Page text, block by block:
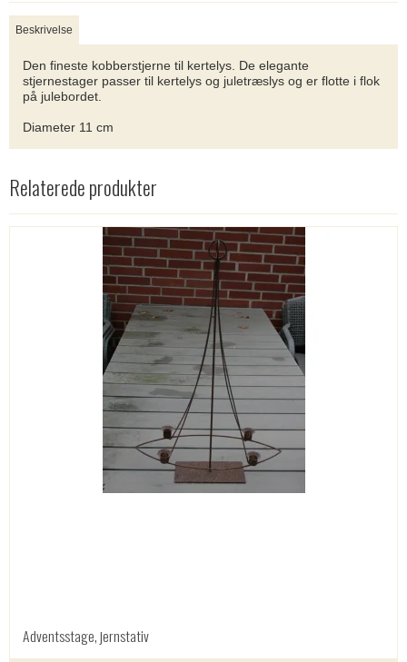
Beskrivelse
Den fineste kobberstjerne til kertelys. De elegante
stjernestager passer til kertelys og juletræslys og er flotte i flok
på julebordet.
Diameter 11 cm
Relaterede produkter
Adventsstage, jernstativ